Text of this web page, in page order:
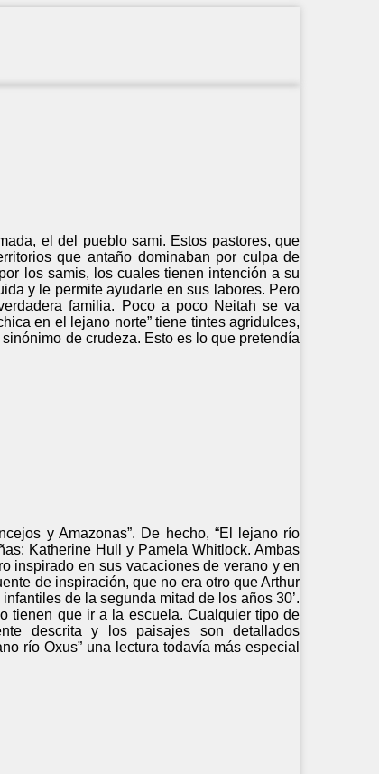
el del pueblo sami. Estos pastores, que
que antaño dominaban por culpa de
los samis, los cuales tienen intención a su
y le permite ayudarle en sus labores. Pero
familia. Poco a poco Neitah se va
en el lejano norte” tiene tintes agridulces,
de crudeza. Esto es lo que pretendía
y Amazonas”. De hecho, “El lejano río
Katherine Hull y Pamela Whitlock. Ambas
inspirado en sus vacaciones de verano y en
de inspiración, que no era otro que Arthur
de la segunda mitad de los años 30’.
tienen que ir a la escuela. Cualquier tipo de
descrita y los paisajes son detallados
río Oxus” una lectura todavía más especial